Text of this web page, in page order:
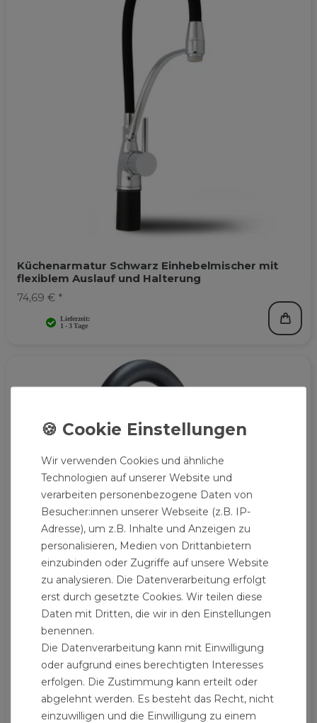
Küchenarmatur Schwarz Einhebelmischer mit
flexiblem Auslauf und Halterung
74,69 € *
Küchenarmatur Schwarz Einhebelmischer mit
ausziehbarem Auslauf und Brause "Lima"
69,90 € *
Wir verwenden Cookies und ähnliche
Technologien auf unserer Website und
verarbeiten personenbezogene Daten von
Besucher:innen unserer Webseite (z.B. IP-
Adresse), um z.B. Inhalte und Anzeigen zu
personalisieren, Medien von Drittanbietern
einzubinden oder Zugriffe auf unsere Website
zu analysieren. Die Datenverarbeitung erfolgt
erst durch gesetzte Cookies. Wir teilen diese
Daten mit Dritten, die wir in den Einstellungen
benennen.
Die Datenverarbeitung kann mit Einwilligung
oder aufgrund eines berechtigten Interesses
erfolgen. Die Zustimmung kann erteilt oder
abgelehnt werden. Es besteht das Recht, nicht
einzuwilligen und die Einwilligung zu einem